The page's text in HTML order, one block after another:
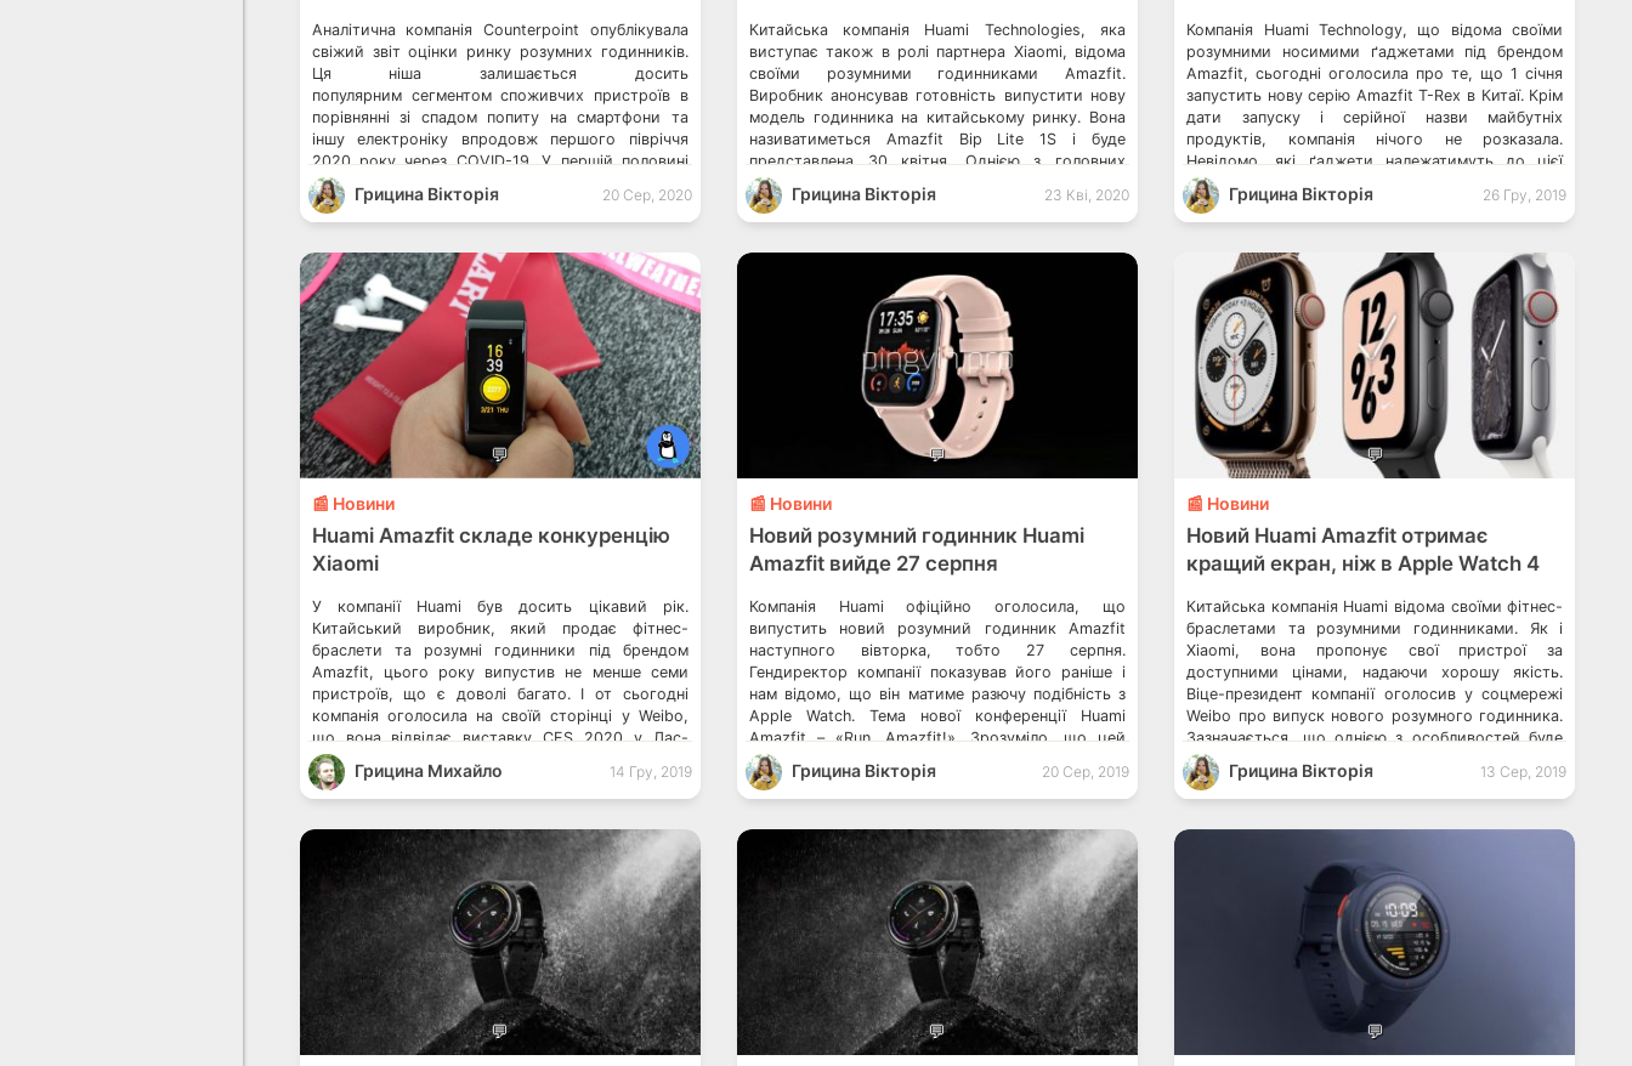
Аналітична компанія Counterpoint опублікувала
свіжий звіт оцінки ринку розумних годинників.
Ця ніша залишається досить
популярним сегментом споживчих пристроїв в
порівнянні зі спадом попиту на смартфони та
іншу електроніку впродовж першого півріччя
2020 року через COVID-19. У першій половині
року був відвантажено близько 42 млн розумних
годинників. Vivo запатентувала три циферблати
для розумного годинника Смартфони Xiaomi
Грицина Вікторія 20 Сер, 2020
Китайська компанія Huami Technologies, яка
виступає також в ролі партнера Xiaomi, відома
своїми розумними годинниками Amazfit.
Виробник анонсував готовність випустити нову
модель годинника на китайському ринку. Вона
називатиметься Amazfit Bip Lite 1S і буде
представлена 30 квітня. Однією з головних
особливостей новинки стане автономність – 30
днів на одному заряді. Як зрозуміло з назви, цей
[…]
Грицина Вікторія 23 Кві, 2020
Компанія Huami Technology, що відома своїми
розумними носимими ґаджетами під брендом
Amazfit, сьогодні оголосила про те, що 1 січня
запустить нову серію Amazfit T-Rex в Китаї. Крім
дати запуску і серійної назви майбутніх
продуктів, компанія нічого не розказала.
Невідомо, які ґаджети належатимуть до цієї
серії Amazfit T-Rex і що вона взагалі
означає. Проте, існує ймовірність того, що […]
Грицина Вікторія 26 Гру, 2019
💬
📰 Новини
Huami Amazfit складе конкуренцію
Xiaomi
У компанії Huami був досить цікавий рік.
Китайський виробник, який продає фітнес-
браслети та розумні годинники під брендом
Amazfit, цього року випустив не менше семи
пристроїв, що є доволі багато. І от сьогодні
компанія оголосила на своїй сторінці у Weibo,
що вона відвідає виставку CES 2020 у Лас-
Веґасі. Саме там, в рамках заходу будуть
представлені нові продукти. […]
Грицина Михайло 14 Гру, 2019
💬
📰 Новини
Новий розумний годинник Huami
Amazfit вийде 27 серпня
Компанія Huami офіційно оголосила, що
випустить новий розумний годинник Amazfit
наступного вівторка, тобто 27 серпня.
Гендиректор компанії показував його раніше і
нам відомо, що він матиме разючу подібність з
Apple Watch. Тема нової конференції Huami
Amazfit – «Run, Amazfit!». Зрозуміло, що цей
слоган натхненний фільмом Форрест Ґамп і
натякає на те, що це буде ще один […]
Грицина Вікторія 20 Сер, 2019
💬
📰 Новини
Новий Huami Amazfit отримає
кращий екран, ніж в Apple Watch 4
Китайська компанія Huami відома своїми фітнес-
браслетами та розумними годинниками. Як і
Xiaomi, вона пропонує свої пристрої за
доступними цінами, надаючи хорошу якість.
Віце-президент компанії оголосив у соцмережі
Weibo про випуск нового розумного годинника.
Зазначається, що однією з особливостей буде
висока кількість пнд (пікселів на дюйм). А саме
341 пнд, що перевершує показник Apple Watch 4
[…]
Грицина Вікторія 13 Сер, 2019
💬 💬 💬